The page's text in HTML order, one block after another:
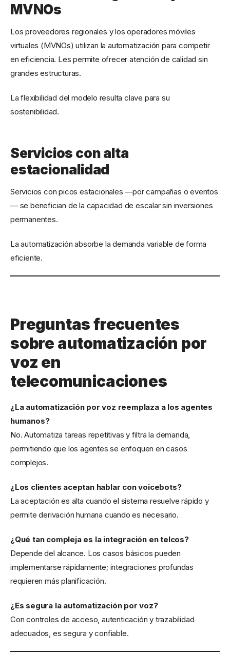
MVNOs
Los proveedores regionales y los operadores móviles
virtuales (MVNOs) utilizan la automatización para competir
en eficiencia. Les permite ofrecer atención de calidad sin
grandes estructuras.
La flexibilidad del modelo resulta clave para su
sostenibilidad.
Servicios con alta
estacionalidad
Servicios con picos estacionales —por campañas o eventos
— se benefician de la capacidad de escalar sin inversiones
permanentes.
La automatización absorbe la demanda variable de forma
eficiente.
Preguntas frecuentes
sobre automatización por
voz en
telecomunicaciones
¿La automatización por voz reemplaza a los agentes
humanos?
No. Automatiza tareas repetitivas y filtra la demanda,
permitiendo que los agentes se enfoquen en casos
complejos.
¿Los clientes aceptan hablar con voicebots?
La aceptación es alta cuando el sistema resuelve rápido y
permite derivación humana cuando es necesario.
¿Qué tan compleja es la integración en telcos?
Depende del alcance. Los casos básicos pueden
implementarse rápidamente; integraciones profundas
requieren más planificación.
¿Es segura la automatización por voz?
Con controles de acceso, autenticación y trazabilidad
adecuados, es segura y confiable.